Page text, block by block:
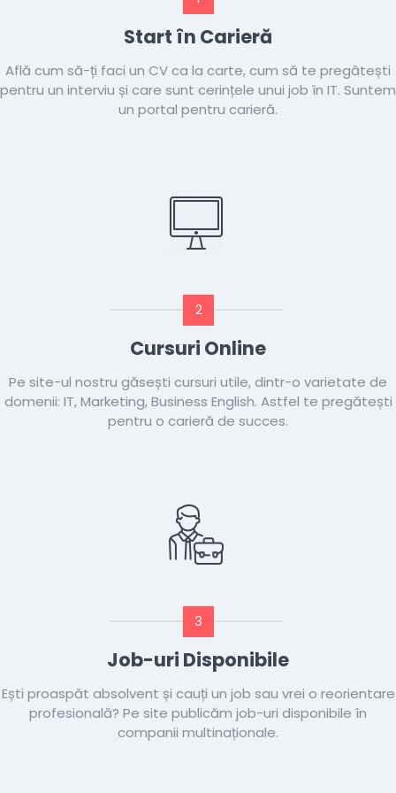
Start în Carieră
Află cum să-ți faci un CV ca la carte, cum să te pregătești
pentru un interviu și care sunt cerințele unui job în IT. Suntem
un portal pentru carieră.
2
Cursuri Online
Pe site-ul nostru găsești cursuri utile, dintr-o varietate de
domenii: IT, Marketing, Business English. Astfel te pregătești
pentru o carieră de succes.
3
Job-uri Disponibile
Ești proaspăt absolvent și cauți un job sau vrei o reorientare
profesională? Pe site publicăm job-uri disponibile în
companii multinaționale.